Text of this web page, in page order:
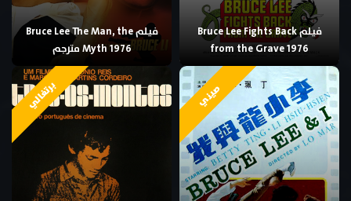
فيلم Bruce Lee Fights Back
from the Grave 1976
فيلم Bruce Lee The Man, the
Myth 1976 مترجم
صيني برتغالي